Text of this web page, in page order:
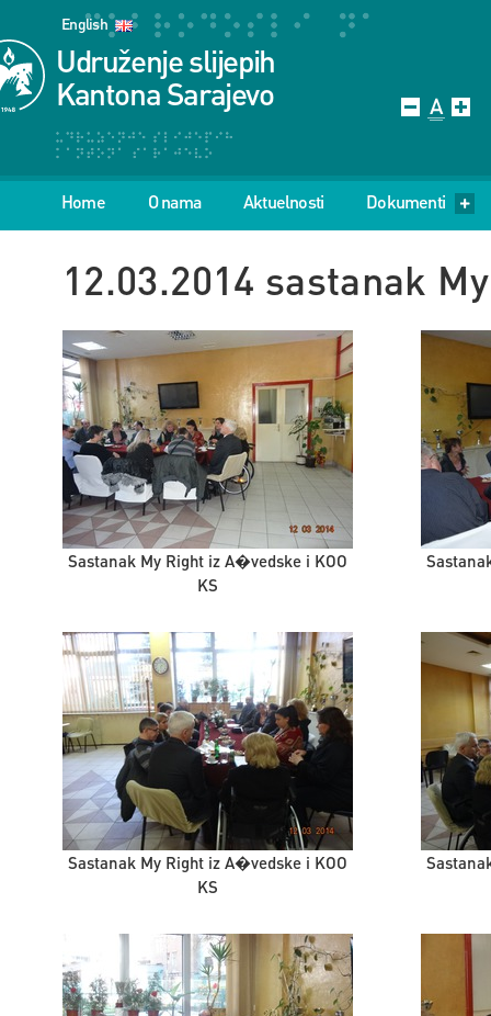
English
Udruženje slijepih
Kantona Sarajevo
Home O nama Aktuelnosti Dokumenti
12.03.2014 sastanak
Sastanak My Right iz A�vedske i KOO
KS
Sastanak My Right iz A�vedske i KOO
KS